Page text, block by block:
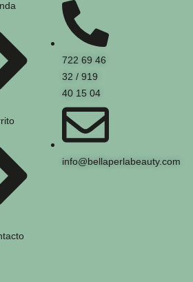
722 69 46
32 / 919
40 15 04
info@bellaperlabeauty.com